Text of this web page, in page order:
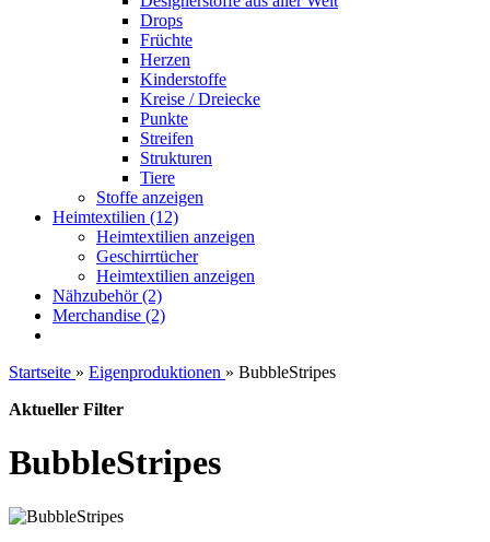
Drops
Früchte
Herzen
Kinderstoffe
Kreise / Dreiecke
Punkte
Streifen
Strukturen
Tiere
Stoffe anzeigen
Heimtextilien (12)
Heimtextilien anzeigen
Geschirrtücher
Heimtextilien anzeigen
Nähzubehör (2)
Merchandise (2)
Startseite » Eigenproduktionen » BubbleStripes
Aktueller Filter
BubbleStripes